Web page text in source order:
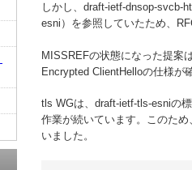
しかし、draft-ietf-dnsop-svcb-
esni）を参照していたため、
MISSREFの状態になった提案
Encrypted ClientHelloの仕様が
tls WGは、draft-ietf-tls-esniの
作業が続いています。このた
いました。